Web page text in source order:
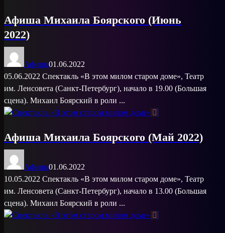
Афиша Михаила Боярского (Июнь
2022)
Афиша01.06.2022
05.06.2022 Спектакль «В этом милом старом доме», Театр
им. Ленсовета (Санкт-Петербург), начало в 19.00 (Большая
сцена). Михаил Боярский в роли ...
Афиша Михаила Боярского (Май 2022)
Афиша01.06.2022
10.05.2022 Спектакль «В этом милом старом доме», Театр
им. Ленсовета (Санкт-Петербург), начало в 13.00 (Большая
сцена). Михаил Боярский в роли ...